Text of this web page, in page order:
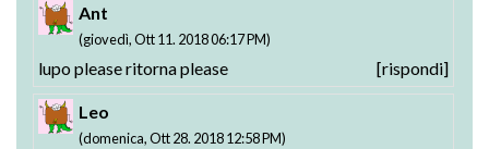
Ant
(giovedì, Ott 11. 2018 06:17 PM)
lupo please ritorna please [rispondi]
Leo
(domenica, Ott 28. 2018 12:58 PM)